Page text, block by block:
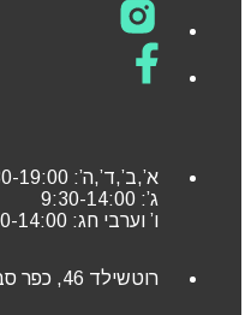
א’,ב’,ד’,ה’: 9:30-19:00
ג’: 9:30-14:00
ו’ וערבי חג: 9:00-14:00
רוטשילד 46, כפר סבא